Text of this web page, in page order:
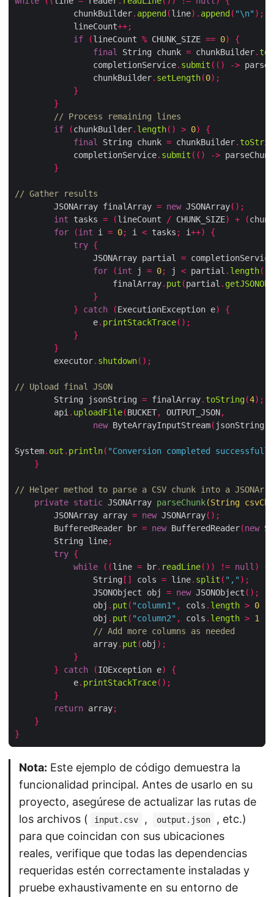
            chunkBuilder
. append (line). append ( "\n" );
            lineCount
++;
if
(lineCount % CHUNK_SIZE == 0)
{
final
String chunk = chunkBuilder.
                completionService
. submit (() ->
                chunkBuilder
. setLength(0);
}
}
// Process remaining lines
if
(chunkBuilder. length() > 0)
{
final
String chunk = chunkBuilder.
            completionService
. submit (() -> parseChunk
}
// Gather results
        JSONArray finalArray
= new JSONArray();
int tasks = (lineCount / CHUNK_SIZE) + (
for
(int i = 0; i < tasks ; i++)
{
try {
                JSONArray partial
= completionService
for
(int j = 0; j < partial . length();
                    finalArray
. put (partial .
}
}
catch (ExecutionException e)
{
                e
. printStackTrace();
}
}
        executor
. shutdown();
// Upload final JSON
        String jsonString
= finalArray. toString(4);
        api
. uploadFile(BUCKET, OUTPUT_JSON,
new ByteArrayInputStream( jsonString
System. out . println( "Conversion completed
}
// Helper method to parse a CSV chunk into a
private static JSONArray parseChunk(String
        JSONArray array
= new JSONArray();
        BufferedReader br
= new BufferedReader(new
        String line
;
try {
while
((line = br. readLine()) != null )
{
                String
[] cols = line. split ( "," );
                JSONObject obj
= new JSONObject ();
                obj
. put ( "column1" , cols . length > 0 ?
                obj
. put ( "column2" , cols . length > 1 ?
// Add more columns as needed
                array
. put (obj );
}
}
catch (IOException e)
{
            e
. printStackTrace();
}
return array;
}
}
Nota: Este ejemplo de código demuestra la
funcionalidad principal. Antes de usarlo en su
proyecto, asegúrese de actualizar las rutas de
los archivos (
input.csv , output.json
, etc.)
para que coincidan con sus ubicaciones
reales, verifique que todas las dependencias
requeridas estén correctamente instaladas y
pruebe exhaustivamente en su entorno de